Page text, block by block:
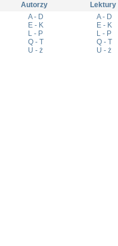
Autorzy
Lektury
A - D
E - K
L - P
Q - T
U - ż
A - D
E - K
L - P
Q - T
U - ż